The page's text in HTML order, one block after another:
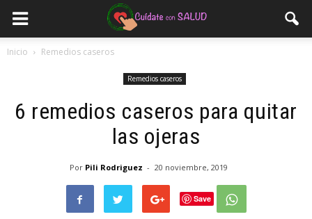
Inicio Remedios caseros
Remedios caseros
6 remedios caseros para quitar
las ojeras
Por Pili Rodriguez - 20 noviembre, 2019
Save